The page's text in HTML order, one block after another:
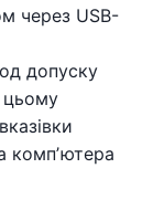
через USB-
допуску
цьому
компʼютера